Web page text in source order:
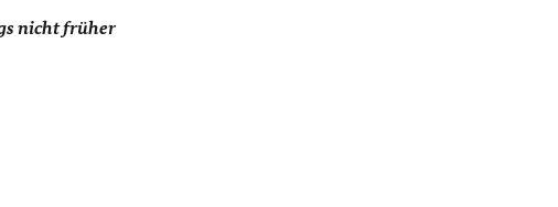
nicht früher